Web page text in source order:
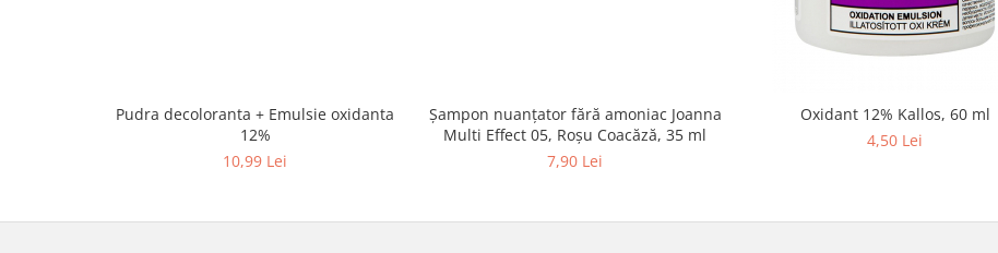
Pudra decoloranta + Emulsie oxidanta
12%
10,99 Lei
Șampon nuanțator fără amoniac Joanna
Multi Effect 05, Roșu Coacăză, 35 ml
7,90 Lei
Oxidant 12% Kallos, 60 ml
4,50 Lei